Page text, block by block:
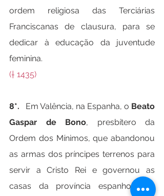
ordem religiosa das Terciárias
Franciscanas de clausura, para se
dedicar à educação da juventude
feminina.
(† 1435)
8*. Em Valência, na Espanha, o Beato
Gaspar de Bono, presbítero da
Ordem dos Mínimos, que abandonou
as armas dos príncipes terrenos para
servir a Cristo Rei e governou as
casas da província espanhola da